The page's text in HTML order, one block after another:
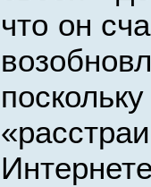
что он